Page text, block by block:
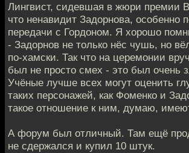
Лингвист, сидевшая в жюри премии
что ненавидит Задорнова, особенно
передачи с Гордоном. Я хорошо
- Задорнов не только нёс чушь, но
по-хамски. Так что на церемонии
был не просто смех - это был очень
Учёные лучше всех могут оценить
таких персонажей, как Фоменко и
такое отношение к ним, думаю,
А форум был отличный. Там ещё
не сдержался и купил 10 штук.